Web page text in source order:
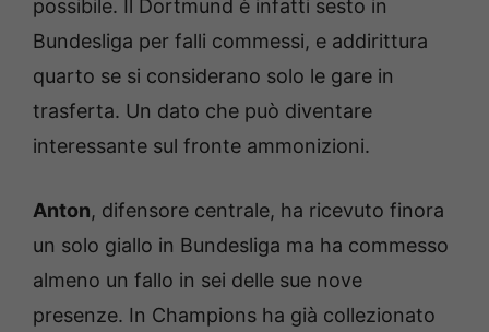
possibile. Il Dortmund è infatti sesto in
Bundesliga per falli commessi, e addirittura
quarto se si considerano solo le gare in
trasferta. Un dato che può diventare
interessante sul fronte ammonizioni.
Anton, difensore centrale, ha ricevuto finora
un solo giallo in Bundesliga ma ha commesso
almeno un fallo in sei delle sue nove
presenze. In Champions ha già collezionato